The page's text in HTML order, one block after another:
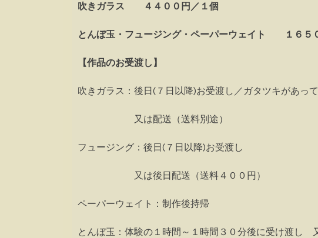
吹きガラス ４４００円／１個
とんぼ玉・フュージング・ペーパーウェイト １６５
【作品のお受渡し】
吹きガラス：後日(７日以降)お受渡し／ガタツキがあっ
又は配送（送料別途）
フュージング：後日(７日以降)お受渡し
又は後日配送（送料４００円）
ペーパーウェイト：制作後持帰
とんぼ玉：体験の１時間～１時間３０分後に受け渡し